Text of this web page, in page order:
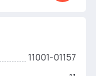
11001-01157